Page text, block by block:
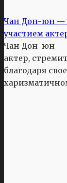
Чан Дон-юн —
участием
Чан Дон-юн —
актер,
благодаря